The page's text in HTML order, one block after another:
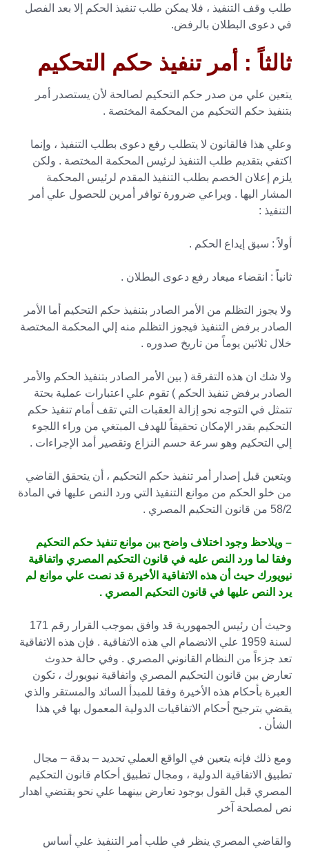
طلب وقف التنفيذ ، فلا يمكن طلب تنفيذ الحكم إلا بعد الفصل
في دعوى البطلان بالرفض.
ثالثاً : أمر تنفيذ حكم التحكيم
يتعين علي من صدر حكم التحكيم لصالحة لأن يستصدر أمر
بتنفيذ حكم التحكيم من المحكمة المختصة .
وعلي هذا فالقانون لا يتطلب رفع دعوى بطلب التنفيذ ، وإنما
اكتفي بتقديم طلب التنفيذ لرئيس المحكمة المختصة . ولكن
يلزم إعلان الخصم بطلب التنفيذ المقدم لرئيس المحكمة
المشار اليها . ويراعي ضرورة توافر أمرين للحصول علي أمر
التنفيذ :
أولاً : سبق إيداع الحكم .
ثانياً : انقضاء ميعاد رفع دعوى البطلان .
ولا يجوز التظلم من الأمر الصادر بتنفيذ حكم التحكيم أما الأمر
الصادر برفض التنفيذ فيجوز التظلم منه إلي المحكمة المختصة
خلال ثلاثين يوماً من تاريخ صدوره .
ولا شك ان هذه التفرقة ( بين الأمر الصادر بتنفيذ الحكم والأمر
الصادر برفض تنفيذ الحكم ) تقوم علي اعتبارات عملية بحتة
تتمثل في التوجه نحو إزالة العقبات التي تقف أمام تنفيذ حكم
التحكيم بقدر الإمكان تحقيقاً للهدف المبتغي من وراء اللجوء
إلي التحكيم وهو سرعة حسم النزاع وتقصير أمد الإجراءات .
ويتعين قبل إصدار أمر تنفيذ حكم التحكيم ، أن يتحقق القاضي
من خلو الحكم من موانع التنفيذ التي ورد النص عليها في المادة
58/2 من قانون التحكيم المصري .
– ويلاحظ وجود اختلاف واضح بين موانع تنفيذ حكم التحكيم
وفقا لما ورد النص عليه في قانون التحكيم المصري واتفاقية
نيويورك حيث أن هذه الاتفاقية الأخيرة قد نصت علي موانع لم
يرد النص عليها في قانون التحكيم المصري .
وحيث أن رئيس الجمهورية قد وافق بموجب القرار رقم 171
لسنة 1959 علي الانضمام الي هذه الاتفاقية . فإن هذه الاتفاقية
تعد جزءاً من النظام القانوني المصري . وفي حالة حدوث
تعارض بين قانون التحكيم المصري واتفاقية نيويورك ، تكون
العبرة بأحكام هذه الأخيرة وفقا للمبدأ السائد والمستقر والذي
يقضي بترجيح أحكام الاتفاقيات الدولية المعمول بها في هذا
الشأن .
ومع ذلك فإنه يتعين في الواقع العملي تحديد – بدقة – مجال
تطبيق الاتفاقية الدولية ، ومجال تطبيق أحكام قانون التحكيم
المصري قبل القول بوجود تعارض بينهما علي نحو يقتضي اهدار
نص لمصلحة آخر
والقاضي المصري ينظر في طلب أمر التنفيذ علي أساس